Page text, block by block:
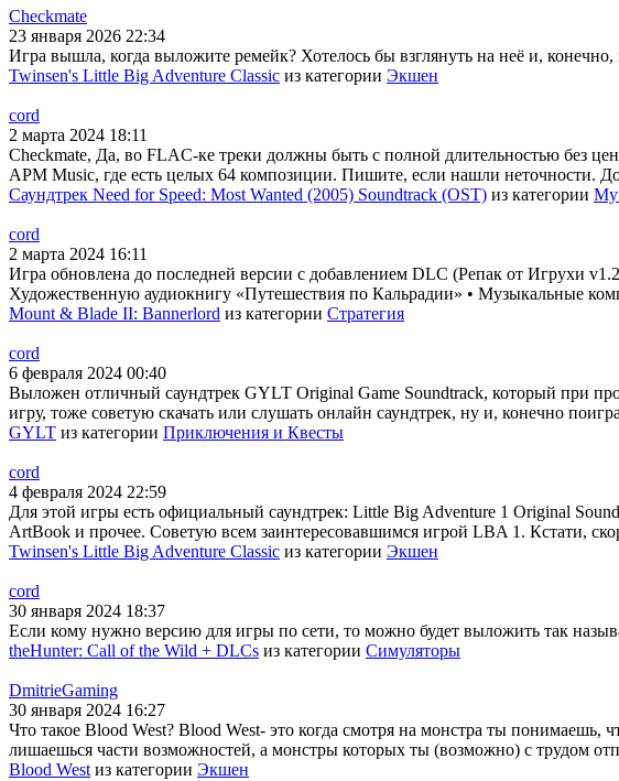
Checkmate
23 января 2026 22:34
Игра вышла, когда выложите ремейк? Хотелось бы взглянуть на неё и, конечно,
Twinsen's Little Big Adventure Classic из категории Экшен
cord
2 марта 2024 18:11
Checkmate, Да, во FLAC-ке треки должны быть с полной длительностью без
APM Music, где есть целых 64 композиции. Пишите, если нашли неточности.
Саундтрек Need for Speed: Most Wanted (2005) Soundtrack (OST) из категории
cord
2 марта 2024 16:11
Игра обновлена до последней версии с добавлением DLC (Репак от Игрухи
Художественную аудиокнигу «Путешествия по Кальрадии» • Музыкальные
Mount & Blade II: Bannerlord из категории Стратегия
cord
6 февраля 2024 00:40
Выложен отличный саундтрек GYLT Original Game Soundtrack, который при
игру, тоже советую скачать или слушать онлайн саундтрек, ну и, конечно
GYLT из категории Приключения и Квесты
cord
4 февраля 2024 22:59
Для этой игры есть официальный саундтрек: Little Big Adventure 1 Original
ArtBook и прочее. Советую всем заинтересовавшимся игрой LBA 1. Кстати,
Twinsen's Little Big Adventure Classic из категории Экшен
cord
30 января 2024 18:37
Если кому нужно версию для игры по сети, то можно будет выложить так
theHunter: Call of the Wild + DLCs из категории Симуляторы
DmitrieGaming
30 января 2024 16:27
Что такое Blood West? Blood West- это когда смотря на монстра ты
лишаешься части возможностей, а монстры которых ты (возможно) с трудом
Blood West из категории Экшен